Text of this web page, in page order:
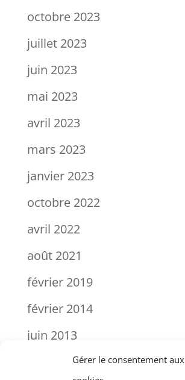
Gérer le consentement aux
octobre 2023
juillet 2023
juin 2023
mai 2023
avril 2023
mars 2023
janvier 2023
octobre 2022
avril 2022
août 2021
février 2019
février 2014
juin 2013
janvier 2000